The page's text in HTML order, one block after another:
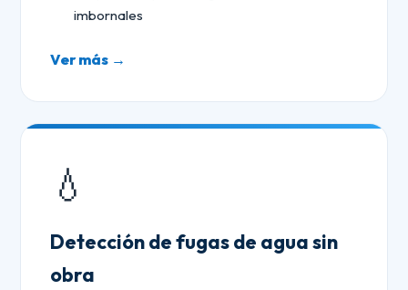
imbornales
Ver más →
💧
Detección de fugas de agua sin
obra